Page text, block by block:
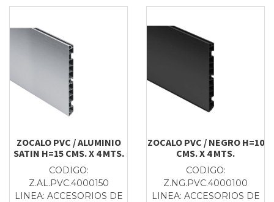
ZOCALO PVC / ALUMINIO
SATIN H=15 CMS. X 4 MTS.
CODIGO:
Z.AL.PVC.4000150
LINEA: ACCESORIOS DE
ZOCALO PVC / NEGRO H=10
CMS. X 4 MTS.
CODIGO:
Z.NG.PVC.4000100
LINEA: ACCESORIOS DE